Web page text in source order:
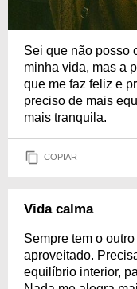
Sei que não posso
minha vida, mas a
que me faz feliz e
preciso de mais
mais tranquila.
COPIAR
Vida calma
Sempre tem o
aproveitado.
equilíbrio interior,